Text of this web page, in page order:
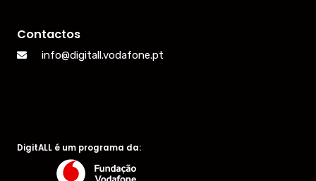
Contactos
info@digitall.vodafone.pt
DigitALL é um programa da: